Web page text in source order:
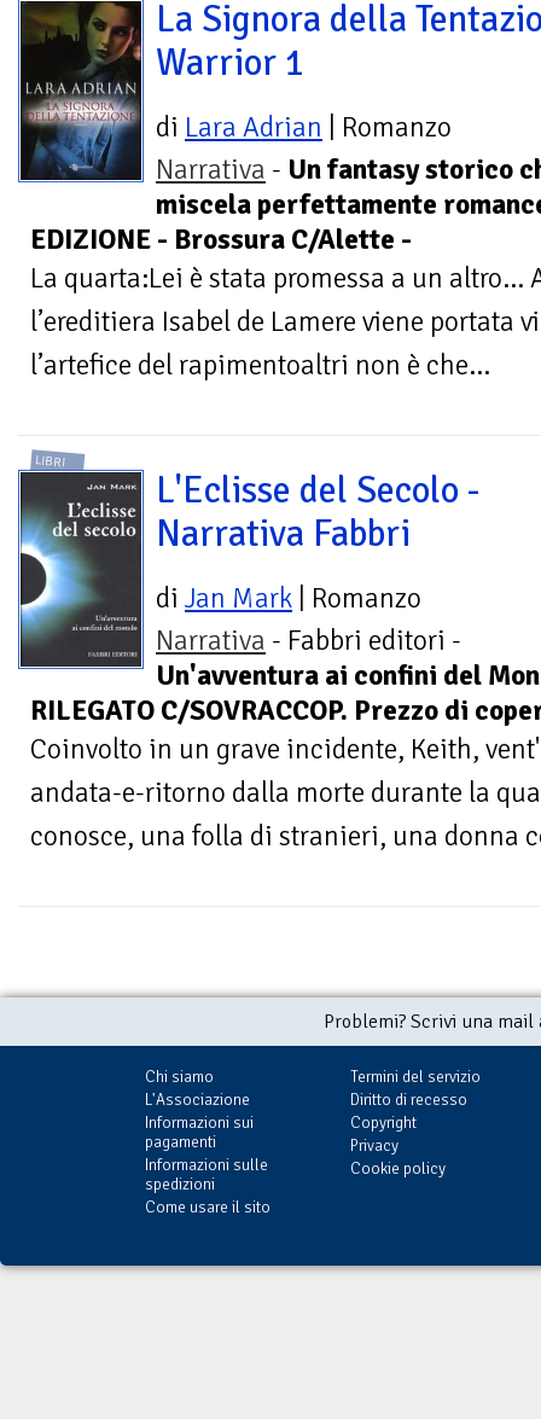
La Signora della
Warrior 1
di Lara Adrian | Romanzo
Narrativa - Un fantasy storico
miscela perfettamente
EDIZIONE - Brossura C/Alette -
La quarta:Lei è stata promessa a un altro...
l’ereditiera Isabel de Lamere viene portata
l’artefice del rapimentoaltri non è che...
LIBRI
L'Eclisse del Secolo -
Narrativa Fabbri
di Jan Mark | Romanzo
Narrativa - Fabbri editori -
Un'avventura ai confini del
RILEGATO C/SOVRACCOP. Prezzo di
Coinvolto in un grave incidente, Keith,
andata-e-ritorno dalla morte durante la
conosce, una folla di stranieri, una donna
Problemi? Scrivi una
Chi siamo
L'Associazione
Informazioni sui
pagamenti
Informazioni sulle
spedizioni
Come usare il sito
Termini del servizio
Diritto di recesso
Copyright
Privacy
Cookie policy